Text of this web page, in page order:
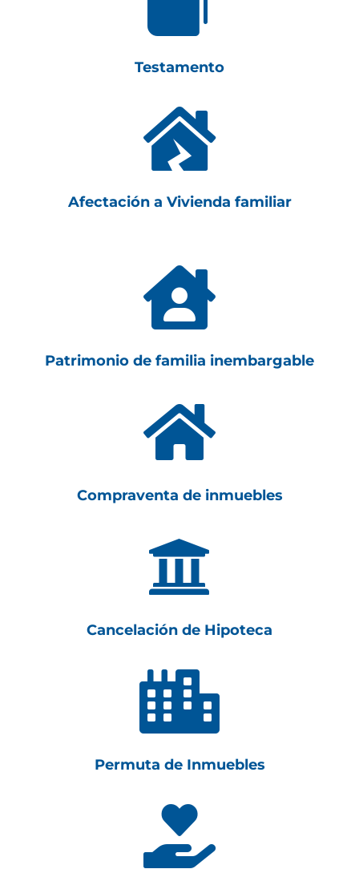
Testamento

Afectación a Vivienda familiar

Patrimonio de familia inembargable

Compraventa de inmuebles

Cancelación de Hipoteca

Permuta de Inmuebles
